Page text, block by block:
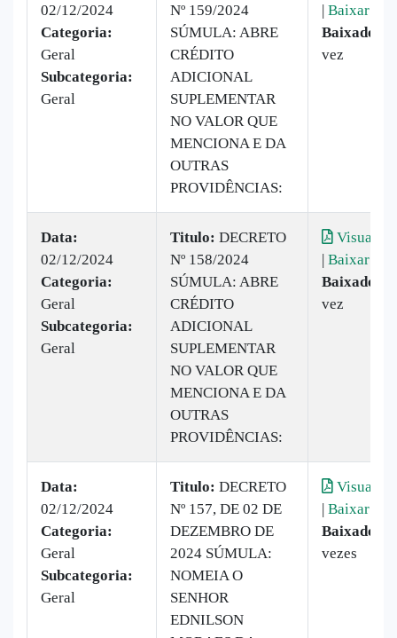
02/12/2024
Categoria:
Geral
Subcategoria:
Geral
Nº 159/2024
SÚMULA: ABRE
CRÉDITO
ADICIONAL
SUPLEMENTAR
NO VALOR QUE
MENCIONA E DA
OUTRAS
PROVIDÊNCIAS:
| Baixar
Baixado:
vez
Data:
02/12/2024
Categoria:
Geral
Subcategoria:
Geral
Titulo: DECRETO
Nº 158/2024
SÚMULA: ABRE
CRÉDITO
ADICIONAL
SUPLEMENTAR
NO VALOR QUE
MENCIONA E DA
OUTRAS
PROVIDÊNCIAS:
| Baixar
Baixado:
vez
Data:
02/12/2024
Categoria:
Geral
Subcategoria:
Geral
Titulo: DECRETO
Nº 157, DE 02 DE
DEZEMBRO DE
2024 SÚMULA:
NOMEIA O
SENHOR
EDNILSON
| Baixar
Baixado:
vezes